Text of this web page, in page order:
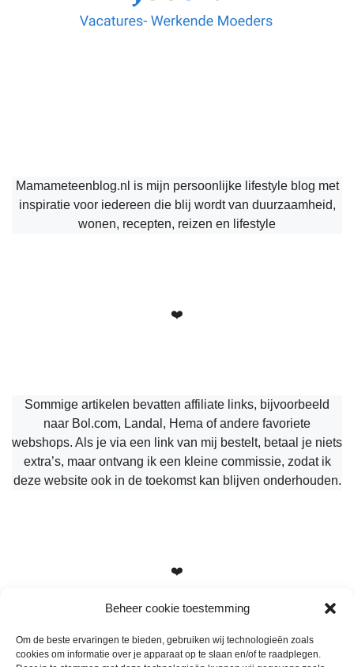
Beheer cookie toestemming
Om de beste ervaringen te bieden, gebruiken wij technologieën zoals
cookies om informatie over je apparaat op te slaan en/of te raadplegen.
Mamameteenblog.nl is mijn persoonlijke lifestyle blog met
inspiratie voor iedereen die blij wordt van duurzaamheid,
wonen, recepten, reizen en lifestyle
❤️
Sommige artikelen bevatten affiliate links, bijvoorbeeld
naar Bol.com, Landal, Hema of andere favoriete
webshops. Als je via een link van mij bestelt, betaal je niets
extra’s, maar ontvang ik een kleine commissie, zodat ik
deze website ook in de toekomst kan blijven onderhouden.
❤️
Heb je vragen, suggesties of tips? Stuur me een berichtje